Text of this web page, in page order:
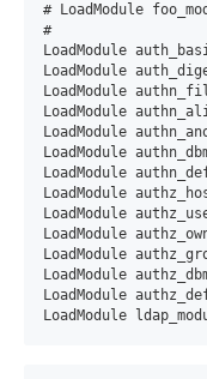
# LoadModule
#
LoadModule
LoadModule
LoadModule
LoadModule
LoadModule
LoadModule
LoadModule
LoadModule
LoadModule
LoadModule
LoadModule
LoadModule
LoadModule